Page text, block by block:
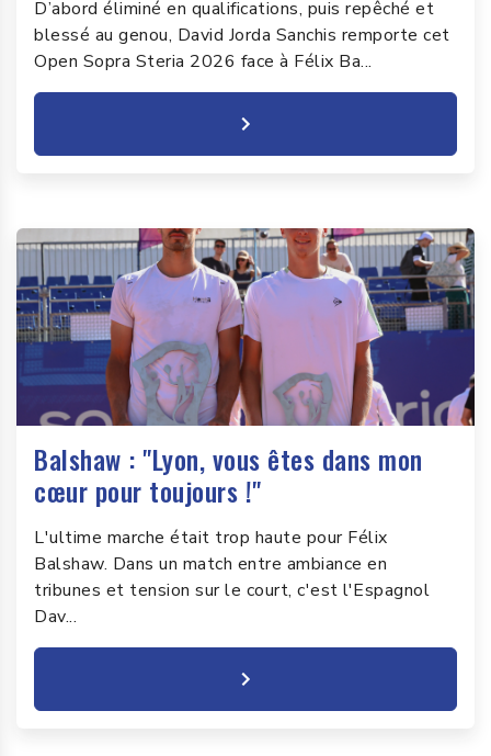
D’abord éliminé en qualifications, puis repêché et
blessé au genou, David Jorda Sanchis remporte cet
Open Sopra Steria 2026 face à Félix Ba...
Balshaw : "Lyon, vous êtes dans mon
cœur pour toujours !"
L'ultime marche était trop haute pour Félix
Balshaw. Dans un match entre ambiance en
tribunes et tension sur le court, c'est l'Espagnol
Dav...